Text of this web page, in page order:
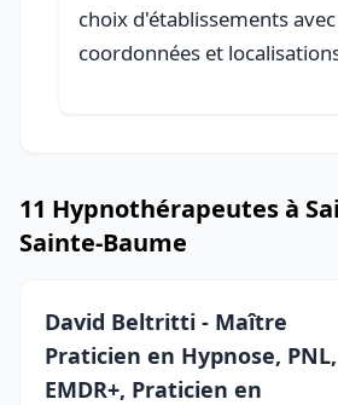
choix d'établissements
coordonnées et
11 Hypnothérapeutes à
Sainte-Baume
David Beltritti - Maître
Praticien en Hypnose, PNL,
EMDR+, Praticien en